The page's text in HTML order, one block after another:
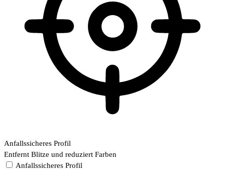
Anfallssicheres Profil
Entfernt Blitze und reduziert Farben
Anfallssicheres Profil